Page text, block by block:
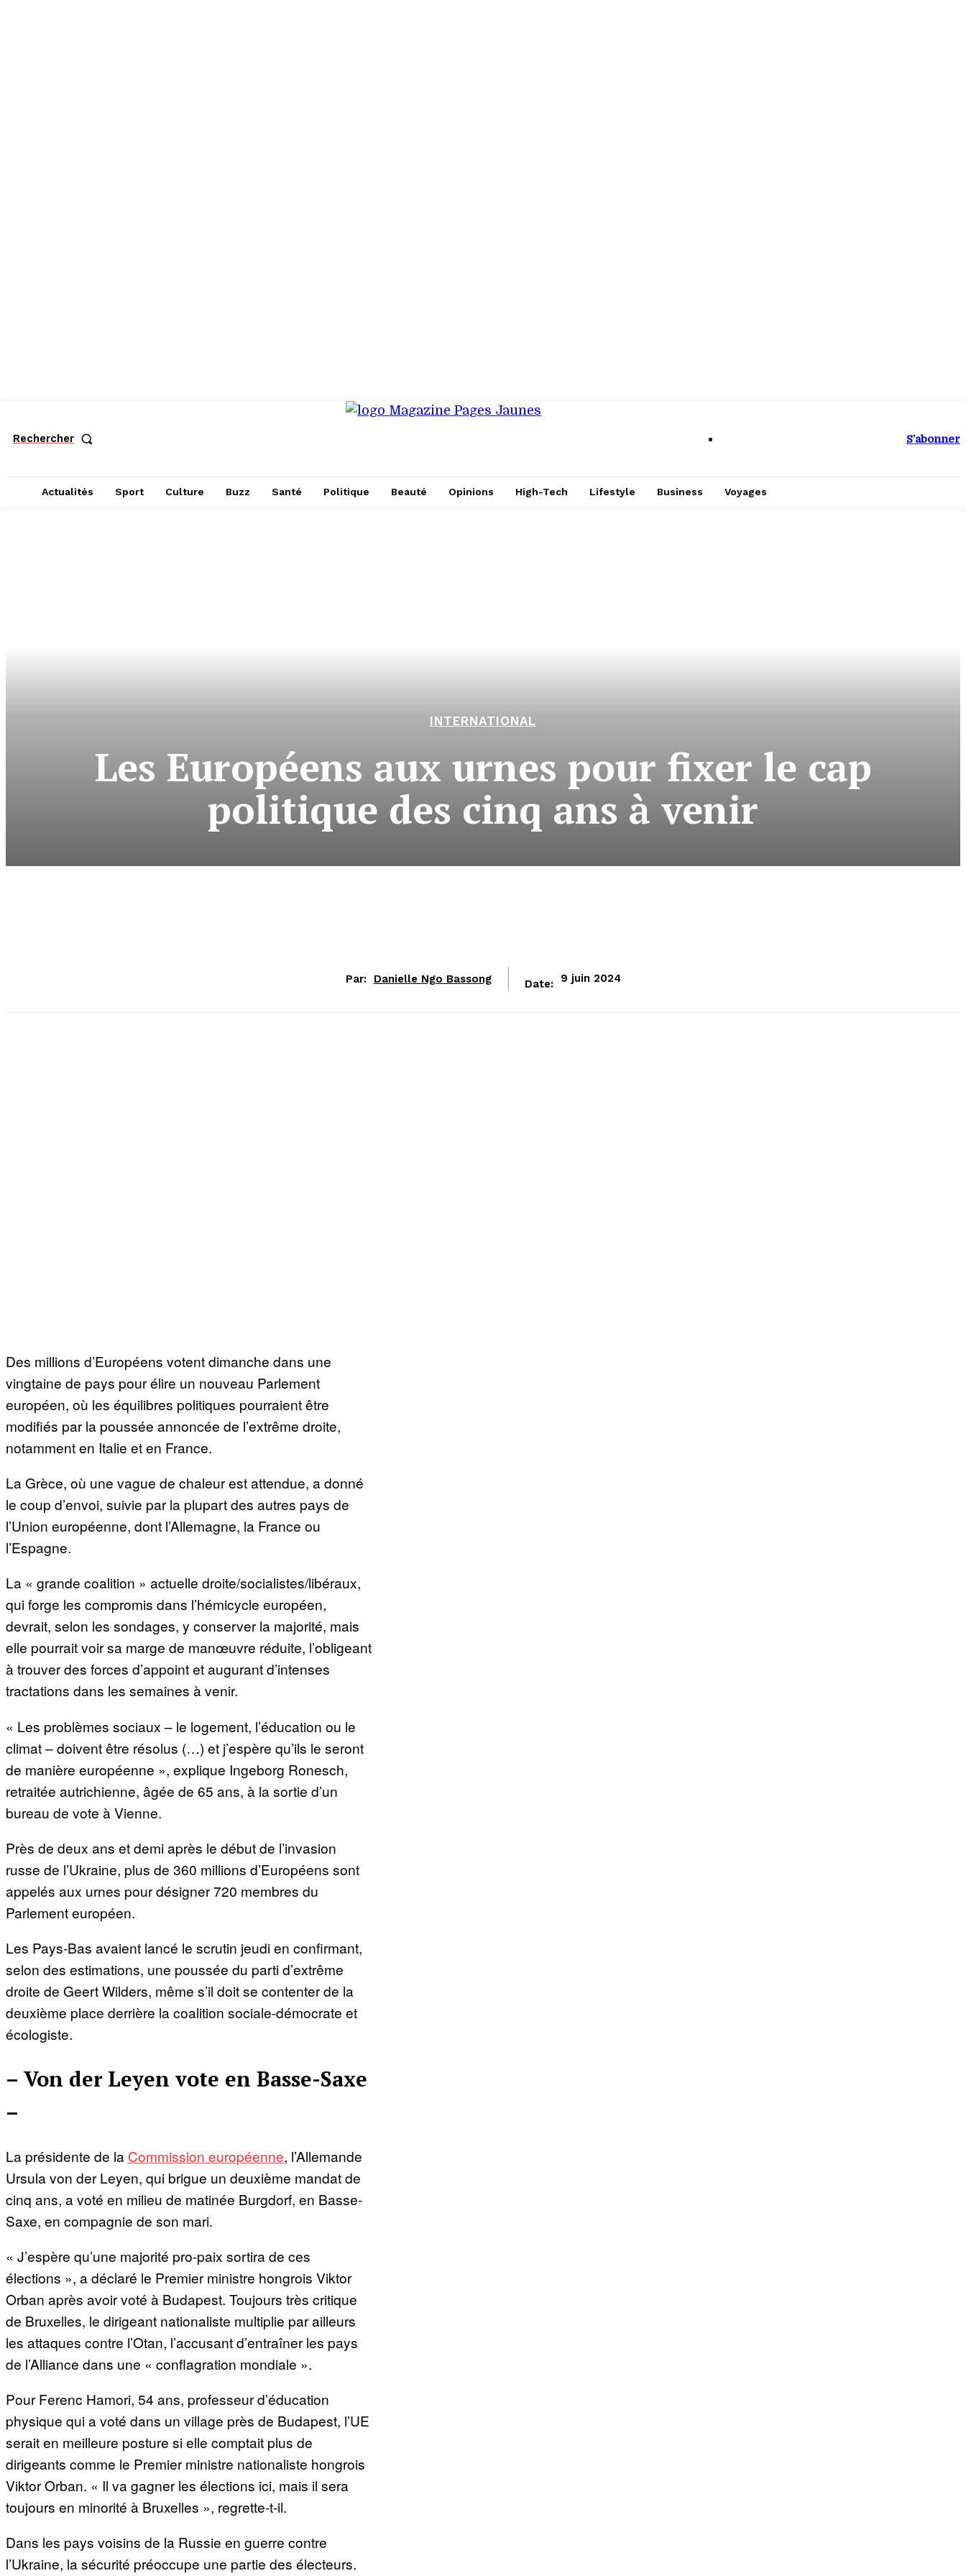
Rechercher S’abonner
Actualités Sport Culture Buzz Santé Politique Beauté Opinions High-Tech Lifestyle Business Voyages
INTERNATIONAL
Les Européens aux urnes pour fixer le cap
politique des cinq ans à venir
Par: Danielle Ngo Bassong Date: 9 juin 2024
Des millions d’Européens votent dimanche dans une
vingtaine de pays pour élire un nouveau Parlement
européen, où les équilibres politiques pourraient être
modifiés par la poussée annoncée de l’extrême droite,
notamment en Italie et en France.
La Grèce, où une vague de chaleur est attendue, a donné
le coup d’envoi, suivie par la plupart des autres pays de
l’Union européenne, dont l’Allemagne, la France ou
l’Espagne.
La « grande coalition » actuelle droite/socialistes/libéraux,
qui forge les compromis dans l’hémicycle européen,
devrait, selon les sondages, y conserver la majorité, mais
elle pourrait voir sa marge de manœuvre réduite, l’obligeant
à trouver des forces d’appoint et augurant d’intenses
tractations dans les semaines à venir.
« Les problèmes sociaux – le logement, l’éducation ou le
climat – doivent être résolus (…) et j’espère qu’ils le seront
de manière européenne », explique Ingeborg Ronesch,
retraitée autrichienne, âgée de 65 ans, à la sortie d’un
bureau de vote à Vienne.
Près de deux ans et demi après le début de l’invasion
russe de l’Ukraine, plus de 360 millions d’Européens sont
appelés aux urnes pour désigner 720 membres du
Parlement européen.
Les Pays-Bas avaient lancé le scrutin jeudi en confirmant,
selon des estimations, une poussée du parti d’extrême
droite de Geert Wilders, même s’il doit se contenter de la
deuxième place derrière la coalition sociale-démocrate et
écologiste.
– Von der Leyen vote en Basse-Saxe
–
La présidente de la Commission européenne, l’Allemande
Ursula von der Leyen, qui brigue un deuxième mandat de
cinq ans, a voté en milieu de matinée Burgdorf, en Basse-
Saxe, en compagnie de son mari.
« J’espère qu’une majorité pro-paix sortira de ces
élections », a déclaré le Premier ministre hongrois Viktor
Orban après avoir voté à Budapest. Toujours très critique
de Bruxelles, le dirigeant nationaliste multiplie par ailleurs
les attaques contre l’Otan, l’accusant d’entraîner les pays
de l’Alliance dans une « conflagration mondiale ».
Pour Ferenc Hamori, 54 ans, professeur d’éducation
physique qui a voté dans un village près de Budapest, l’UE
serait en meilleure posture si elle comptait plus de
dirigeants comme le Premier ministre nationaliste hongrois
Viktor Orban. « Il va gagner les élections ici, mais il sera
toujours en minorité à Bruxelles », regrette-t-il.
Dans les pays voisins de la Russie en guerre contre
l’Ukraine, la sécurité préoccupe une partie des électeurs.